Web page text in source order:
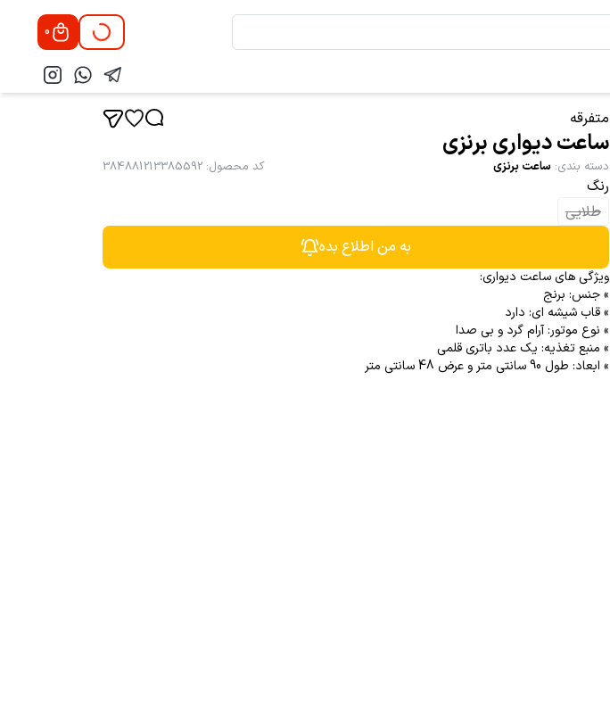
0
متفرقه
ساعت دیواری برنزی
دسته بندی: ساعت برنزی کد محصول:
384881213385592
رنگ
طلایی
به من اطلاع بده
ویژگی های ساعت دیواری:
» جنس: برنج
» قاب شیشه ای: دارد
» نوع موتور: آرام گرد و بی صدا
» منبع تغذیه: یک عدد باتری قلمی
» ابعاد: طول 90 سانتی متر و عرض 48 سانتی متر